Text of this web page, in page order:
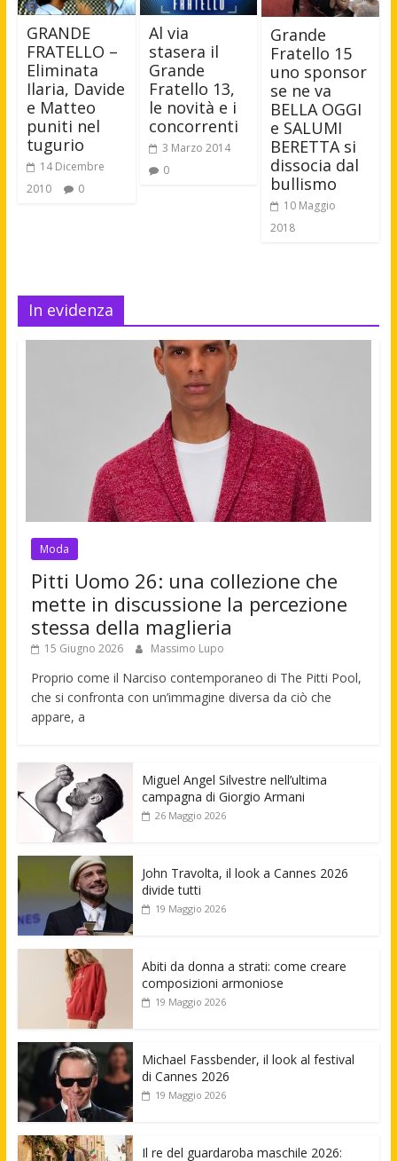
GRANDE
FRATELLO –
Eliminata
Ilaria, Davide
e Matteo
puniti nel
tugurio
14 Dicembre
2010
0
Al via
stasera il
Grande
Fratello 13,
le novità e i
concorrenti
3 Marzo 2014
0
Grande
Fratello 15
uno sponsor
se ne va
BELLA OGGI
e SALUMI
BERETTA si
dissocia dal
bullismo
10 Maggio
2018
In evidenza
Moda
Pitti Uomo 26: una collezione che
mette in discussione la percezione
stessa della maglieria
15 Giugno 2026 Massimo Lupo
Proprio come il Narciso contemporaneo di The Pitti Pool,
che si confronta con un’immagine diversa da ciò che
appare, a
Miguel Angel Silvestre nell’ultima
campagna di Giorgio Armani
26 Maggio 2026
John Travolta, il look a Cannes 2026
divide tutti
19 Maggio 2026
Abiti da donna a strati: come creare
composizioni armoniose
19 Maggio 2026
Michael Fassbender, il look al festival
di Cannes 2026
19 Maggio 2026
Il re del guardaroba maschile 2026: